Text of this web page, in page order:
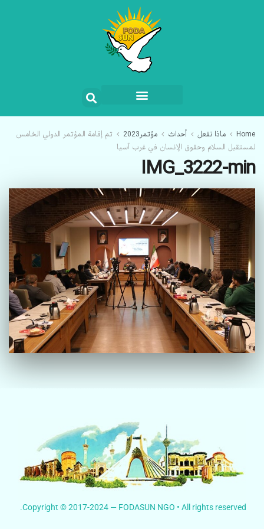
Home ماذا نفعل أحداث مؤتمر2023
تم إقامة المؤتمر الدولي الخامس
لمستقبل السلام وحقوق الإنسان في غرب آسيا
IMG_3222-min
Copyright © 2017-2024 — FODASUN NGO • All rights reserved.